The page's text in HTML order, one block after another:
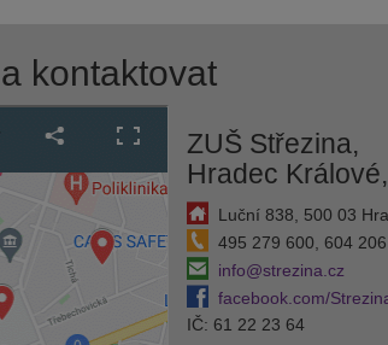
kontaktovat
ZUŠ Střezina,
Hradec
Luční 838, 500 03
495 279 600, 604 206
info@strezina.cz
facebook.com/
IČ: 61 22 23 64